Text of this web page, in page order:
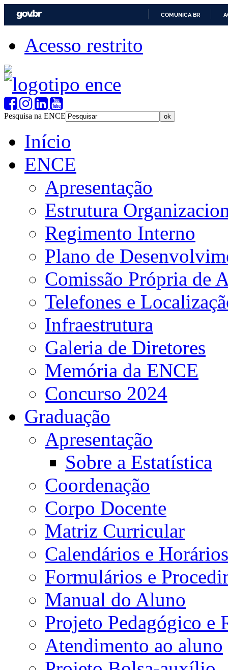
COMUNICA BR
Acesso restrito
Pesquisa na ENCE
Início
ENCE
Apresentação
Estrutura
Regimento Interno
Plano de
Comissão Própria de
Telefones e
Infraestrutura
Galeria de Diretores
Memória da ENCE
Concurso 2024
Graduação
Apresentação
Sobre a Estatística
Coordenação
Corpo Docente
Matriz Curricular
Calendários e Horários
Formulários e
Manual do Aluno
Projeto Pedagógico e
Atendimento ao aluno